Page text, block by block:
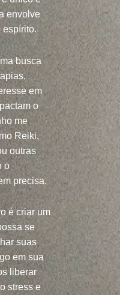
envolve
espírito.
busca
em
o
me
Reiki,
outras
o
precisa.
é criar um
se
suas
em sua
liberar
stress e